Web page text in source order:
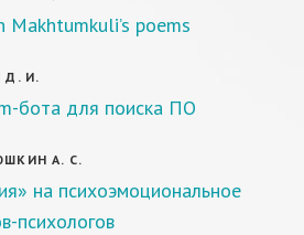
poems
Д. И.
бота для поиска ПО
А. С.
на психоэмоциональное
психологов